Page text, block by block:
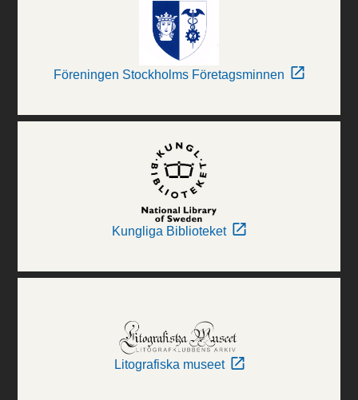
Föreningen Stockholms Företagsminnen
Kungliga Biblioteket
Litografiska museet